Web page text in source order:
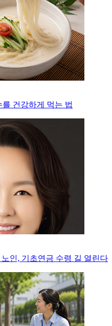
건강하게 먹는 법
인, 기초연금 수령 길 열린다